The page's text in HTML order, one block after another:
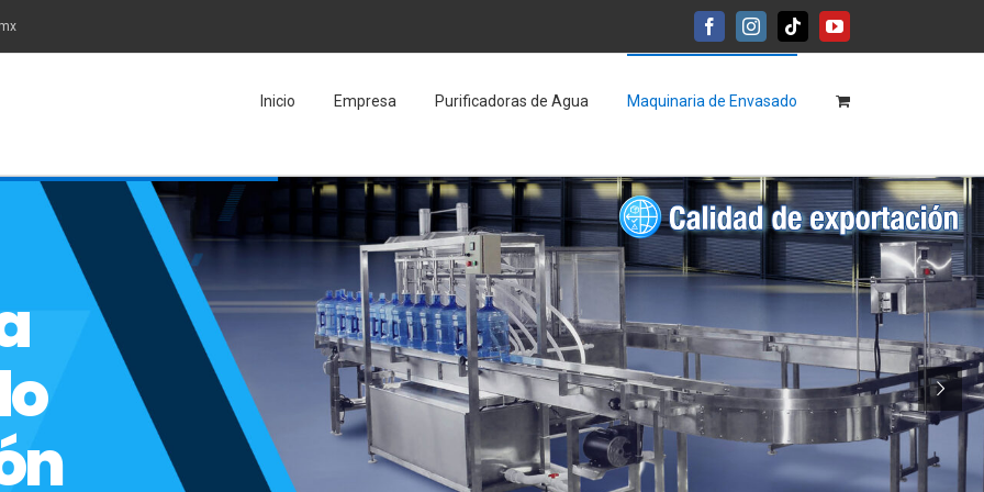
FacebookInstagramTiktokYouTube
Inicio Empresa Purificadoras de Agua Maquinaria de Envasado